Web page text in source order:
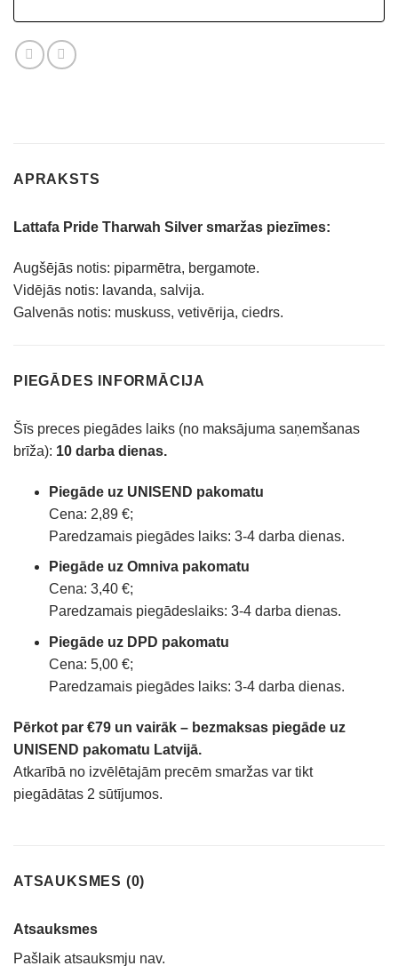
APRAKSTS
Lattafa Pride Tharwah Silver smaržas piezīmes:
Augšējās notis: piparmētra, bergamote.
Vidējās notis: lavanda, salvija.
Galvenās notis: muskuss, vetivērija, ciedrs.
PIEGĀDES INFORMĀCIJA
Šīs preces piegādes laiks (no maksājuma saņemšanas
brīža): 10 darba dienas.
Piegāde uz UNISEND pakomatu
Cena: 2,89 €;
Paredzamais piegādes laiks: 3-4 darba dienas.
Piegāde uz Omniva pakomatu
Cena: 3,40 €;
Paredzamais piegādeslaiks: 3-4 darba dienas.
Piegāde uz DPD pakomatu
Cena: 5,00 €;
Paredzamais piegādes laiks: 3-4 darba dienas.
Pērkot par €79 un vairāk – bezmaksas piegāde uz
UNISEND pakomatu Latvijā.
Atkarībā no izvēlētajām precēm smaržas var tikt
piegādātas 2 sūtījumos.
ATSAUKSMES (0)
Atsauksmes
Pašlaik atsauksmju nav.